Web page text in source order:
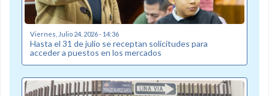
Viernes, Julio 24, 2026 - 14:36
Hasta el 31 de julio se receptan solicitudes para
acceder a puestos en los mercados